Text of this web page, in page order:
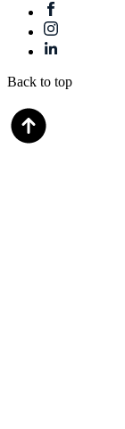
Back to top